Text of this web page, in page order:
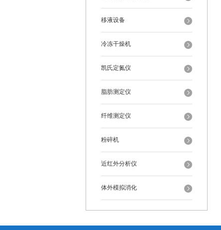
移液设备
冷冻干燥机
凯氏定氮仪
脂肪测定仪
纤维测定仪
粉碎机
近红外分析仪
体外模拟消化